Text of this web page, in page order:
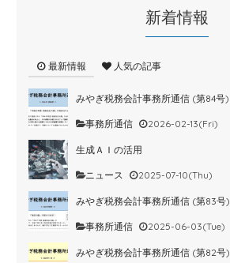
新着情報
最新情報 人気の記事
みやぎ税務会計事務所通信 (第84号)
事務所通信 2026-02-13(Fri)
生成ＡＩの活用
ニュース 2025-07-10(Thu)
みやぎ税務会計事務所通信 (第83号)
事務所通信 2025-06-03(Tue)
みやぎ税務会計事務所通信 (第82号)